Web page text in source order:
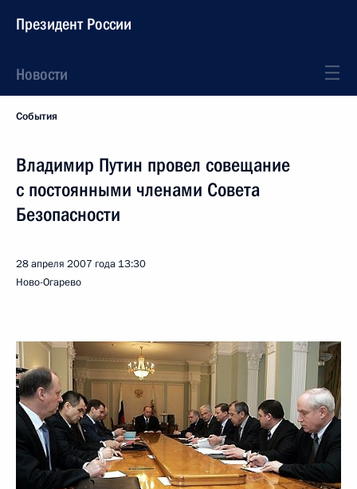
Президент России
Новости
События
Владимир Путин провел совещание
с постоянными членами Совета
Безопасности
28 апреля 2007 года 13:30
Ново-Огарево